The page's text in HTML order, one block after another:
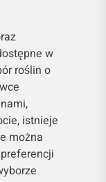
w
roślin o
istnieje
można